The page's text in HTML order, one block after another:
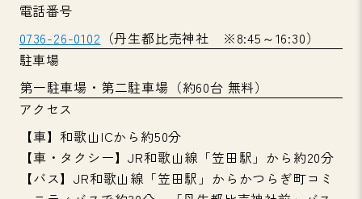
電話番号
0736-26-0102 （丹生都比売神社 ※8:45～16:30）
駐車場
第一駐車場・第二駐車場（約60台 無料）
アクセス
【車】和歌山ICから約50分
【車・タクシー】JR和歌山線「笠田駅」から約20分
【バス】JR和歌山線「笠田駅」からかつらぎ町コミ